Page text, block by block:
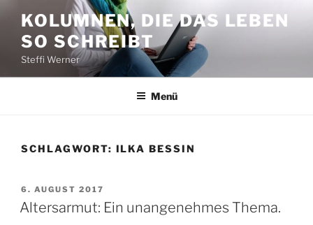
Inhalt
springen
KOLUMNEN, DIE DAS LEBEN
SO SCHREIBT
Steffi Werner
Menü
SCHLAGWORT: ILKA BESSIN
VERÖFFENTLICHT
AM
6. AUGUST 2017
Altersarmut: Ein unangenehmes Thema.